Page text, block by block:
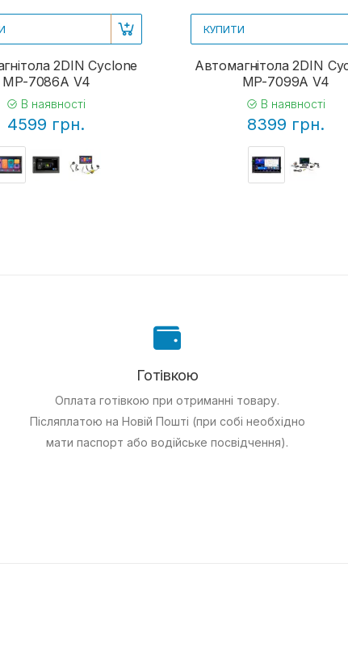
2DIN Cyclone
MP-7086A V4
В наявності
4599 грн.
КУПИТИ
Автомагнітола 2DIN
MP-7099A V4
В наявності
8399 грн.
Готівкою
Оплата готівкою при отриманні товару.
Післяплатою на Новій Пошті (при собі необхідно
мати паспорт або водійське посвідчення).